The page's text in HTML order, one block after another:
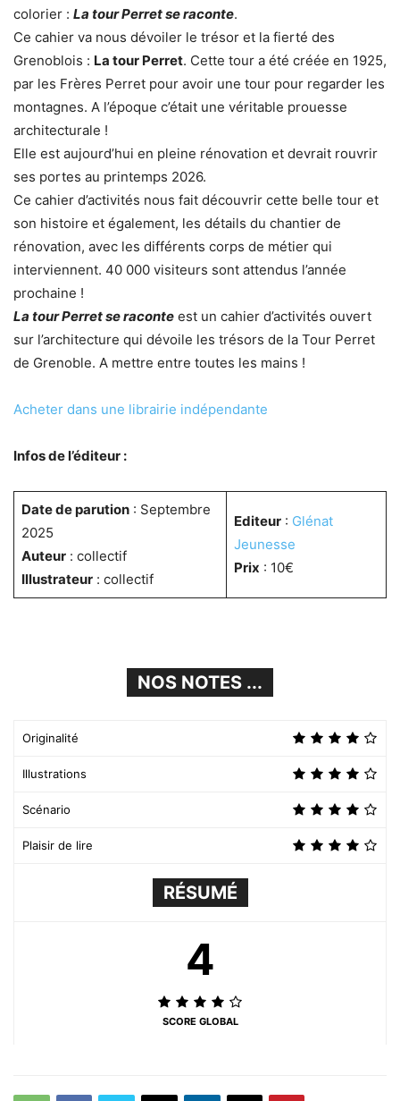
colorier : La tour Perret se raconte.
Ce cahier va nous dévoiler le trésor et la fierté des
Grenoblois : La tour Perret. Cette tour a été créée en 1925,
par les Frères Perret pour avoir une tour pour regarder les
montagnes. A l’époque c’était une véritable prouesse
architecturale !
Elle est aujourd’hui en pleine rénovation et devrait rouvrir
ses portes au printemps 2026.
Ce cahier d’activités nous fait découvrir cette belle tour et
son histoire et également, les détails du chantier de
rénovation, avec les différents corps de métier qui
interviennent. 40 000 visiteurs sont attendus l’année
prochaine !
La tour Perret se raconte est un cahier d’activités ouvert
sur l’architecture qui dévoile les trésors de la Tour Perret
de Grenoble. A mettre entre toutes les mains !
Acheter dans une librairie indépendante
Infos de l’éditeur :
Date de parution: Septembre
2025
Auteur: collectif
Illustrateur: collectif
Editeur: Glénat
Jeunesse
Prix : 10€
NOS NOTES ...
Originalité
Illustrations
Scénario
Plaisir de lire
RÉSUMÉ
4
SCORE GLOBAL